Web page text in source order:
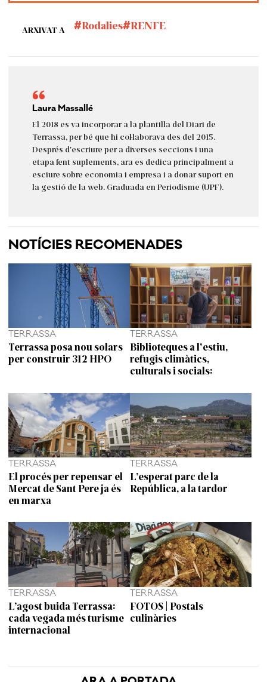
ARXIVAT A Rodalies RENFE
Laura Massallé
El 2018 es va incorporar a la plantilla del Diari de
Terrassa, per bé que hi col·laborava des del 2015.
Després d'escriure per a diverses seccions i una
etapa fent suplements, ara es dedica principalment a
esciure sobre economia i empresa i a donar suport en
la gestió de la web. Graduada en Periodisme (UPF).
NOTÍCIES RECOMENADES
TERRASSA
Terrassa posa nou solars
per construir 312 HPO
TERRASSA
Biblioteques a l'estiu,
refugis climàtics,
culturals i socials:
TERRASSA
El procés per repensar el
Mercat de Sant Pere ja és
en marxa
TERRASSA
L’esperat parc de la
República, a la tardor
TERRASSA
L’agost buida Terrassa:
cada vegada més turisme
internacional
TERRASSA
FOTOS | Postals
culinàries